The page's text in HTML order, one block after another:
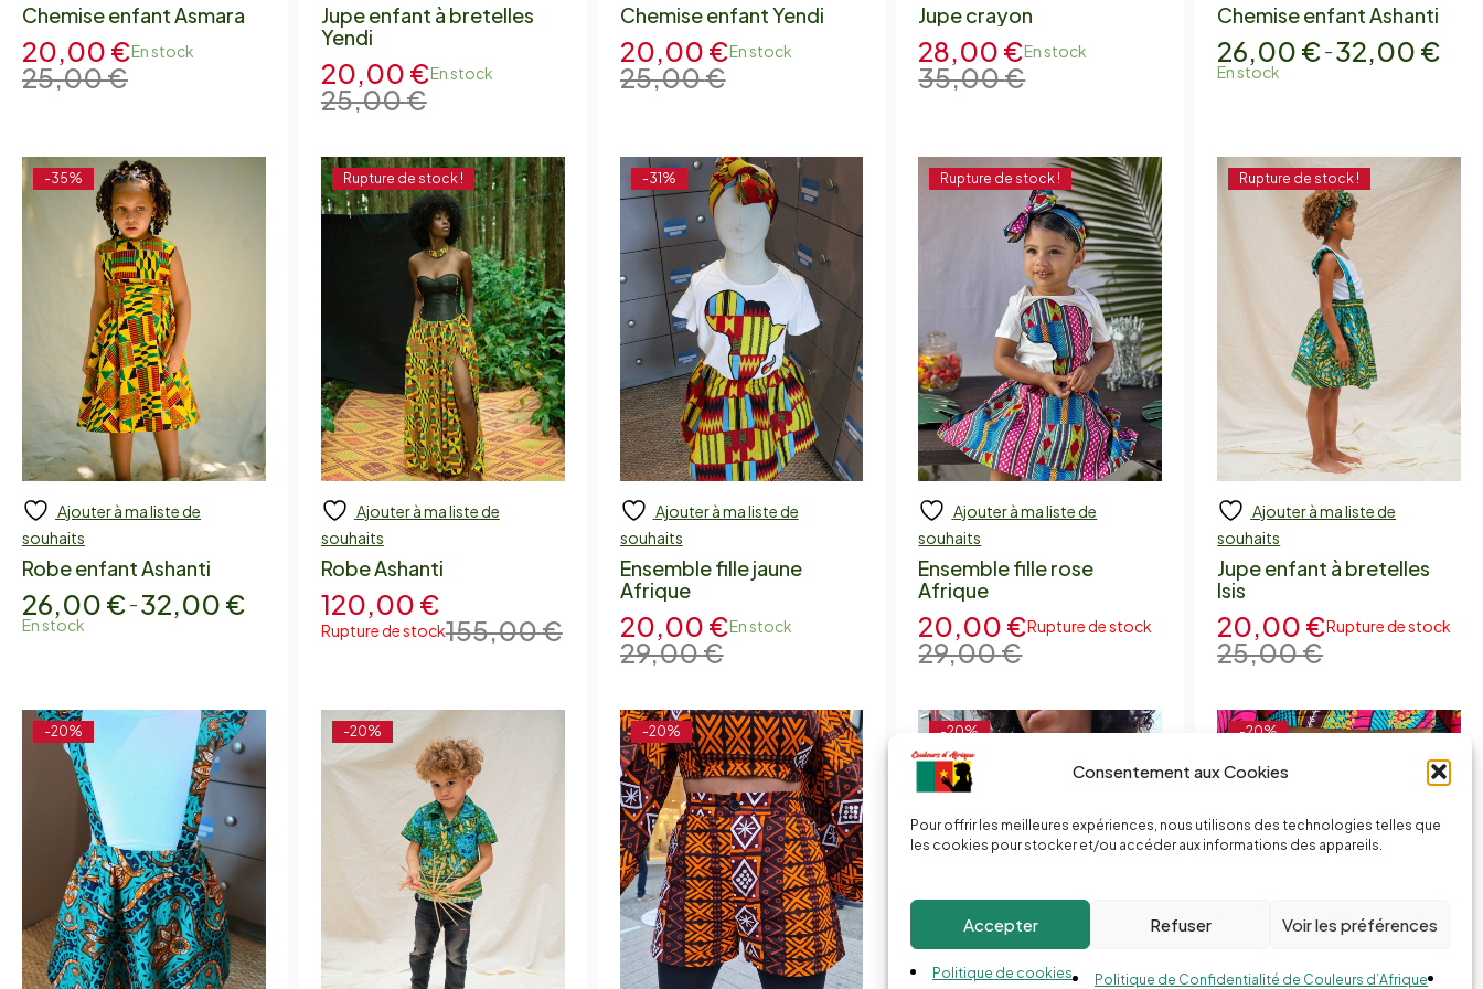
Consentement aux Cookies
Pour offrir les meilleures expériences, nous utilisons des technologies telles que
les cookies pour stocker et/ou accéder aux informations des appareils.
Accepter Refuser Voir les préférences
Politique de cookies Politique de Confidentialité de Couleurs d’Afrique
Chemise enfant Asmara
25,00€
20,00 €En stock
Jupe enfant à bretelles
Yendi
25,00€
20,00 €En stock
Chemise enfant Yendi
25,00€
20,00 €En stock
Jupe crayon
35,00€
28,00 €En stock
Chemise enfant Ashanti
26,00 € – 32,00 €
En stock
-35%
Add to cart
Ajouter à ma liste de
souhaits
Robe enfant Ashanti
26,00 € – 32,00 €
En stock
Rupture de stock !
Add to cart
Ajouter à ma liste de
souhaits
Robe Ashanti
155,00€
120,00 €
Rupture de stock
-31%
Add to cart
Ajouter à ma liste de
souhaits
Ensemble fille jaune
Afrique
29,00€
20,00 €En stock
Rupture de stock !
Add to cart
Ajouter à ma liste de
souhaits
Ensemble fille rose
Afrique
29,00€
20,00 €Rupture de stock
Rupture de stock !
Add to cart
Ajouter à ma liste de
souhaits
Jupe enfant à bretelles
Isis
25,00€
20,00 €Rupture de stock
-20% -20% -20% -20% -20%